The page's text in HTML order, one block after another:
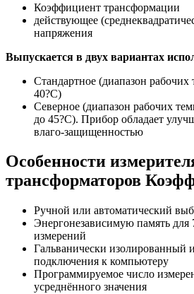
Коэффициент трансформации
действующее
напряжения
Выпускается в двух вариантах
Стандартное (диапазон рабочих
40?C)
Северное (диапазон рабочих
до 45?C). Прибор обладает
влаго-защищенностью
Особенности
трансформаторов
Ручной или автоматический
Энергонезависимую память для
измерений
Гальванически изолированный
подключения к компьютеру
Программируемое число
усреднённого значения